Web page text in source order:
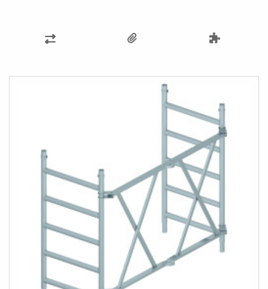
AJOUTER
COMPARATEUR